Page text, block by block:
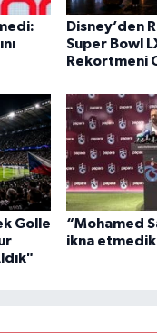
Disney’den
Super Bowl
Rekortmeni
Golle
“Mohamed
ikna